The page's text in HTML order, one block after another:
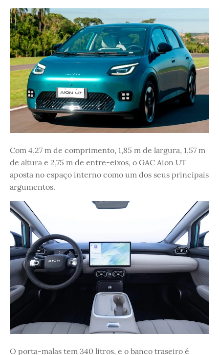
Com 4,27 m de comprimento, 1,85 m de largura, 1,57 m
de altura e 2,75 m de entre-eixos, o GAC Aion UT
aposta no espaço interno como um dos seus principais
argumentos.
O porta-malas tem 340 litros, e o banco traseiro é